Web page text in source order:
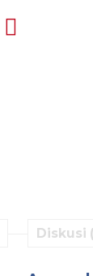
Diskusi